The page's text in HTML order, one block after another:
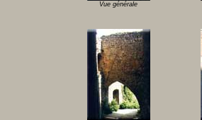
Vue générale